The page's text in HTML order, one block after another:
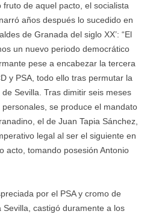
de aquel pacto, el socialista
años después lo sucedido en
de Granada del siglo XX’: “El
un nuevo periodo democrático
pese a encabezar la tercera
y PSA, todo ello tras permutar la
Sevilla. Tras dimitir seis meses
se produce el mandato
el de Juan Tapia Sánchez,
legal al ser el siguiente en
acto, tomando posesión Antonio
por el PSA y cromo de
castigó duramente a los